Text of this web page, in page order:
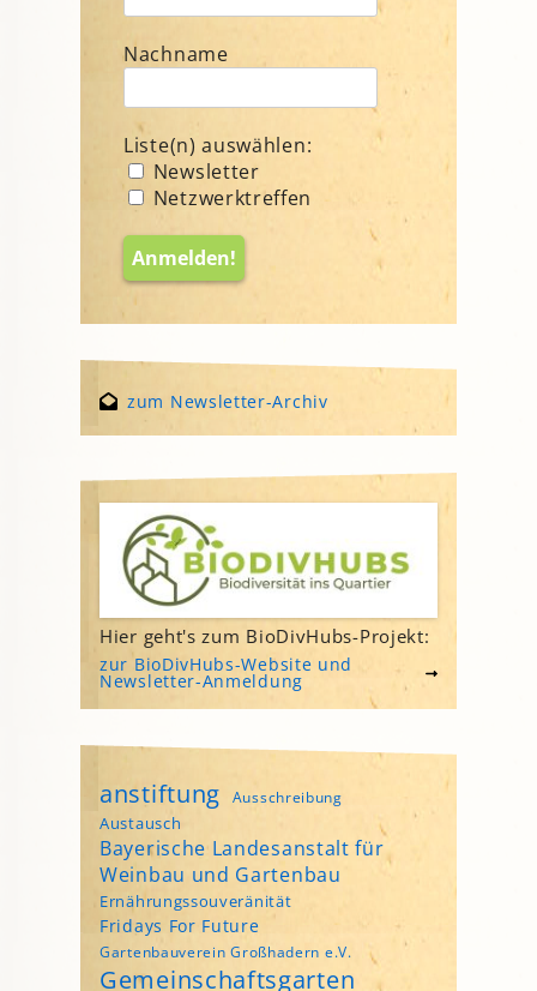
Nachname
Liste(n) auswählen:
Newsletter
Netzwerktreffen
zum Newsletter-Archiv
Hier geht's zum BioDivHubs-Projekt:
zur BioDivHubs-Website und
Newsletter-Anmeldung
anstiftung Ausschreibung
Austausch
Bayerische Landesanstalt für
Weinbau und Gartenbau
Ernährungssouveränität
Fridays For Future
Gartenbauverein Großhadern e.V.
Gemeinschaftsgarten